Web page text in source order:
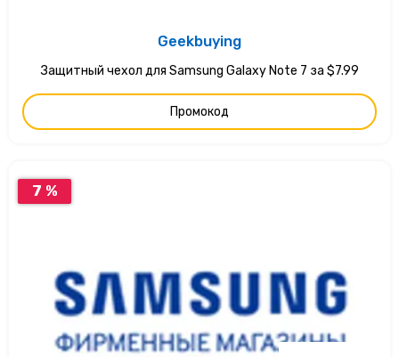
Geekbuying
Защитный чехол для Samsung Galaxy Note 7 за $7.99
Промокод
7 %